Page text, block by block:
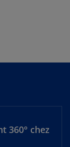
360° chez